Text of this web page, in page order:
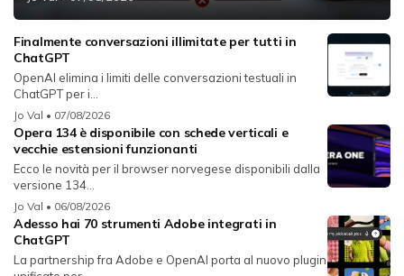
Finalmente conversazioni illimitate per tutti in
ChatGPT
OpenAI elimina i limiti delle conversazioni testuali in
ChatGPT per i...
Jo Val • 07/08/2026
Opera 134 è disponibile con schede verticali e
vecchie estensioni funzionanti
Ecco le novità per il browser norvegese disponibili dalla
versione 134...
Jo Val • 06/08/2026
Adesso hai 70 strumenti Adobe integrati in
ChatGPT
La partnership fra Adobe e OpenAI porta al nuovo plugin